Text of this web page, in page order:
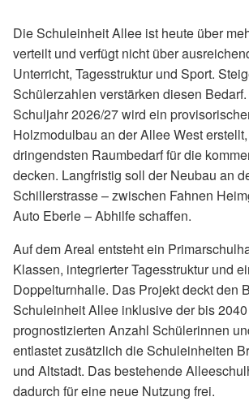
Die Schuleinheit Allee ist heute über
verteilt und verfügt nicht über
Unterricht, Tagesstruktur und Sport.
Schülerzahlen verstärken diesen
Schuljahr 2026/27 wird ein
Holzmodulbau an der Allee West
dringendsten Raumbedarf für die
decken. Langfristig soll der Neubau an
Schillerstrasse – zwischen Fahnen
Auto Eberle – Abhilfe schaffen.
Auf dem Areal entsteht ein
Klassen, integrierter Tagesstruktur und
Doppelturnhalle. Das Projekt deckt den
Schuleinheit Allee inklusive der bis 2040
prognostizierten Anzahl Schülerinnen
entlastet zusätzlich die Schuleinheiten
und Altstadt. Das bestehende
dadurch für eine neue Nutzung frei.